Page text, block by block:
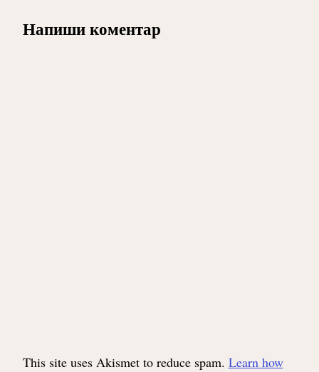
Напиши коментар
This site uses Akismet to reduce spam. Learn how